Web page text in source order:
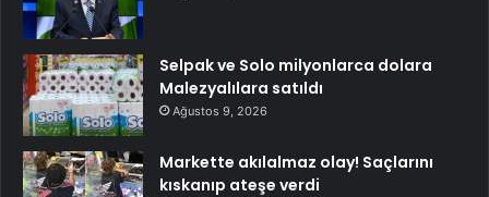
Selpak ve Solo milyonlarca dolara
Malezyalılara satıldı
Ağustos 9, 2026
Markette akılalmaz olay! Saçlarını
kıskanıp ateşe verdi